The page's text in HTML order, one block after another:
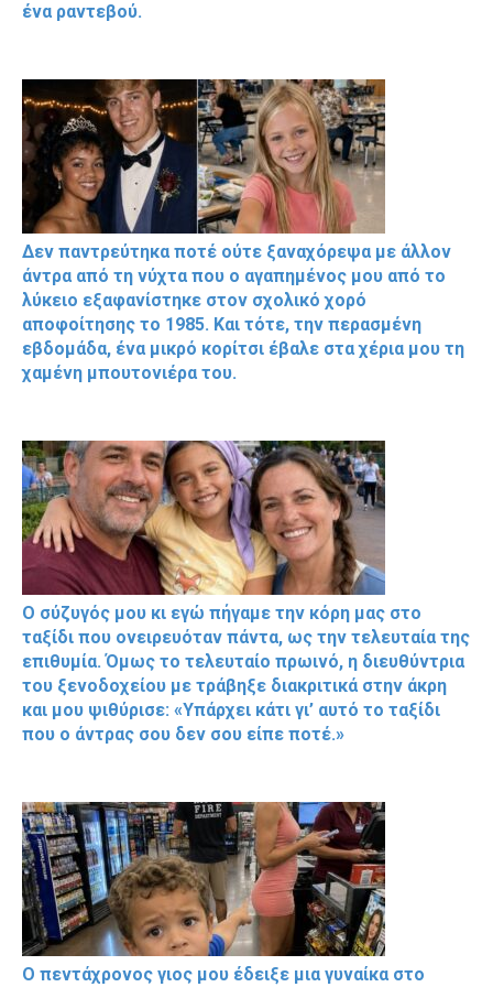
ένα ραντεβού.
Δεν παντρεύτηκα ποτέ ούτε ξαναχόρεψα με άλλον
άντρα από τη νύχτα που ο αγαπημένος μου από το
λύκειο εξαφανίστηκε στον σχολικό χορό
αποφοίτησης το 1985. Και τότε, την περασμένη
εβδομάδα, ένα μικρό κορίτσι έβαλε στα χέρια μου τη
χαμένη μπουτονιέρα του.
Ο σύζυγός μου κι εγώ πήγαμε την κόρη μας στο
ταξίδι που ονειρευόταν πάντα, ως την τελευταία της
επιθυμία. Όμως το τελευταίο πρωινό, η διευθύντρια
του ξενοδοχείου με τράβηξε διακριτικά στην άκρη
και μου ψιθύρισε: «Υπάρχει κάτι γι’ αυτό το ταξίδι
που ο άντρας σου δεν σου είπε ποτέ.»
Ο πεντάχρονος γιος μου έδειξε μια γυναίκα στο